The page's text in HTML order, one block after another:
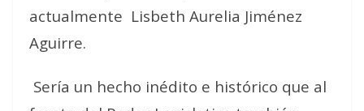
actualmente Lisbeth Aurelia Jiménez
Aguirre.
Sería un hecho inédito e histórico que al